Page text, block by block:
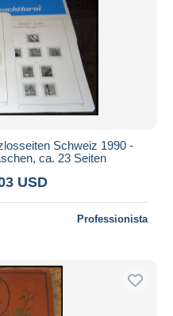
Schweiz 1990 -
ca. 23 Seiten
USD
Professionista